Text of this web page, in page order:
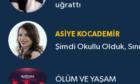
uğrattı
ASIYE KOCADEMİR
Şimdi Okullu Olduk,
ÖLÜM VE YAŞAM